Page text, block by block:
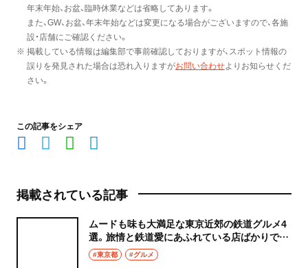
年末年始、お盆、臨時休業などは省略してあります。
また、GW、お盆、年末年始などは変更になる場合がございますので、各施
設・店舗にご確認ください。
※ 掲載している情報は編集部で事前確認しておりますが、スポット情報の
誤りを発見された場合は恐れ入りますがお問い合わせよりお知らせくだ
さい。
この記事をシェア
掲載されている記事
ムードも味も大満足な東京近郊の鉄道グルメ4
選。旅情と鉄道愛にあふれている店ばかりで
す！
#東京都 #グルメ